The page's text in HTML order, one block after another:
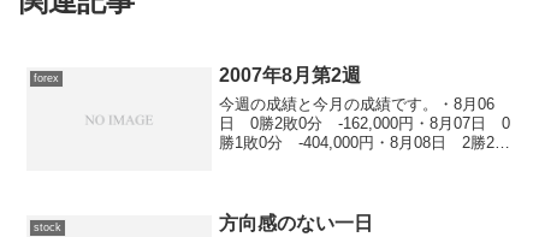
forex 2007年8月第2週
今週の成績と今月の成績です。・8月06
日 0勝2敗0分 -162,000円・8月07日 0
勝1敗0分 -404,000円・8月08日 2勝2敗
stock 方向感のない一日